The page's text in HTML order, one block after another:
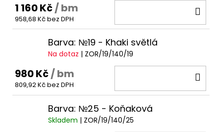
1 160 Kč/ bm
958,68 Kč bez DPH
Barva: №19 - Khaki světlá
Na dotaz | ZOR/19/140/19
980 Kč/ bm
809,92 Kč bez DPH
Barva: №25 - Koňaková
Skladem | ZOR/19/140/25